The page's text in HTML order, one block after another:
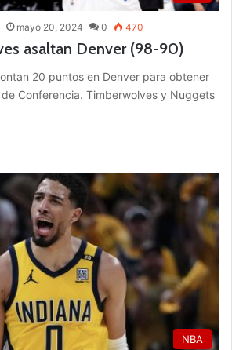
mayo 20, 2024 0 470
asaltan Denver (98-90)
20 puntos en Denver para obtener
Conferencia. Timberwolves y Nuggets
NBA